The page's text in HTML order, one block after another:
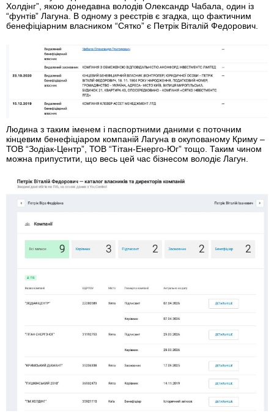
Холдінг”, якою донедавна володів Олександр Чабала, один із
“фунтів” Лагуна. В одному з реєстрів є згадка, що фактичним
бенефіціарним власником “Сятко” є Петрік Віталій Федорович.
Людина з таким іменем і паспортними даними є поточним
кінцевим бенефіціаром компаній Лагуна в окупованому Криму –
ТОВ “Зодіак-Центр”, ТОВ “Тітан-Енерго-Юг” тощо. Таким чином
можна припустити, що весь цей час бізнесом володіє Лагун.